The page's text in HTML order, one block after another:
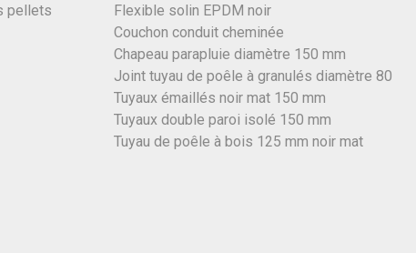
pellets
Flexible solin EPDM noir
Couchon conduit cheminée
Chapeau parapluie diamètre 150 mm
Joint tuyau de poêle à granulés diamètre 80
Tuyaux émaillés noir mat 150 mm
Tuyaux double paroi isolé 150 mm
Tuyau de poêle à bois 125 mm noir mat